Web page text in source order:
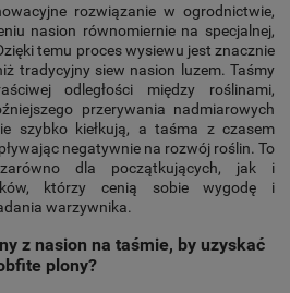
rozwiązanie w ogrodnictwie,
nasion równomiernie na specjalnej,
temu proces wysiewu jest znacznie
tradycyjny siew nasion luzem. Taśmy
odległości między roślinami,
przerywania nadmiarowych
szybko kiełkują, a taśma z czasem
negatywnie na rozwój roślin. To
zarówno dla początkujących, jak i
którzy cenią sobie wygodę i
warzywnika.
z nasion na taśmie, by uzyskać
plony?